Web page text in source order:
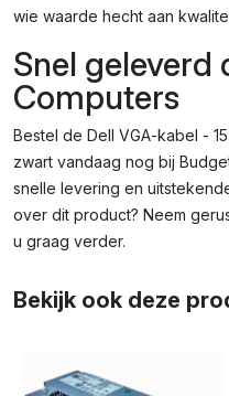
wie waarde hecht aan
Snel geleverd
Computers
Bestel de Dell VGA-kabel -
zwart vandaag nog bij
snelle levering en
over dit product? Neem
u graag verder.
Bekijk ook deze